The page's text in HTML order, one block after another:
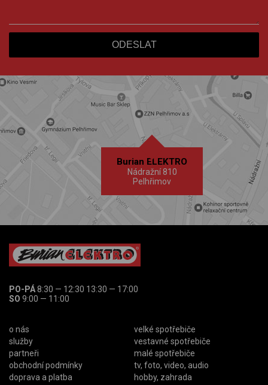
Burian ELEKTRO
Nádražní 810
Pelhřimov
PO-PÁ8:30 — 12:30 13:30 — 17:00
SO 9:00 — 11:00
o nás
služby
partneři
obchodní podmínky
doprava a platba
velké spotřebiče
vestavné spotřebiče
malé spotřebiče
tv, foto, video, audio
hobby, zahrada